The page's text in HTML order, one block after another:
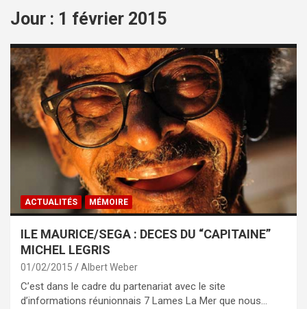
Jour : 1 février 2015
ACTUALITÉS MÉMOIRE
ILE MAURICE/SEGA : DECES DU “CAPITAINE”
MICHEL LEGRIS
01/02/2015 Albert Weber
C’est dans le cadre du partenariat avec le site
d’informations réunionnais 7 Lames La Mer que nous…